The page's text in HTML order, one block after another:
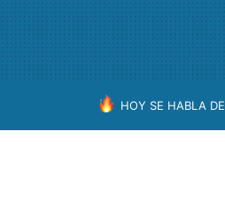
HOY SE HABLA DE